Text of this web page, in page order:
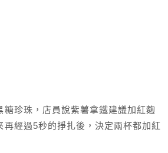
糖珍珠，店員說紫薯拿鐵建議加紅麴
再經過5秒的掙扎後，決定兩杯都加紅